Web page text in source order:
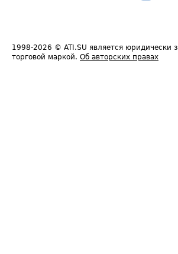
1998-2026 © ATI.SU является юридически
торговой маркой. Об авторских правах